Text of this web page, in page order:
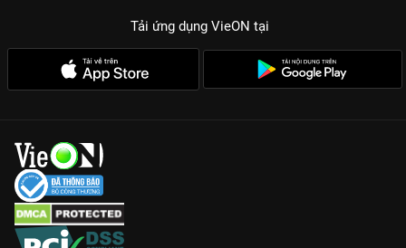
Tải ứng dụng VieON tại